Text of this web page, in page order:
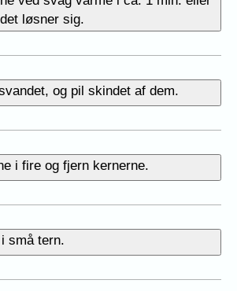
løsner sig.
og pil skindet af dem.
i fire og fjern kernerne.
små tern.